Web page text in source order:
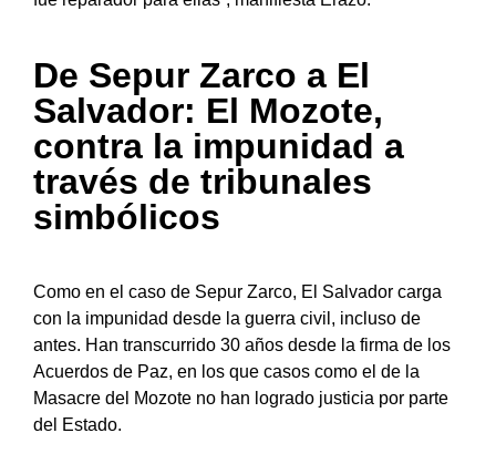
fue reparador para ellas”, manifiesta Erazo.
De Sepur Zarco a El
Salvador: El Mozote,
contra la impunidad a
través de tribunales
simbólicos
Como en el caso de Sepur Zarco, El Salvador carga
con la impunidad desde la guerra civil, incluso de
antes. Han transcurrido 30 años desde la firma de los
Acuerdos de Paz, en los que casos como el de la
Masacre del Mozote no han logrado justicia por parte
del Estado.